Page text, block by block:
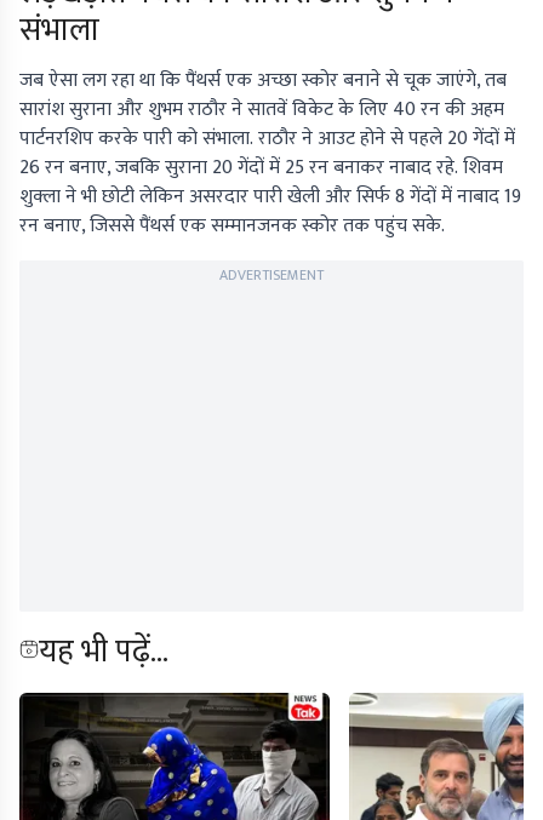
संभाला
जब ऐसा लग रहा था कि पैंथर्स एक अच्छा स्कोर बनाने से चूक जाएंगे, तब
सारांश सुराना और शुभम राठौर ने सातवें विकेट के लिए 40 रन की अहम
पार्टनरशिप करके पारी को संभाला. राठौर ने आउट होने से पहले 20 गेंदों में
26 रन बनाए, जबकि सुराना 20 गेंदों में 25 रन बनाकर नाबाद रहे. शिवम
शुक्ला ने भी छोटी लेकिन असरदार पारी खेली और सिर्फ 8 गेंदों में नाबाद 19
रन बनाए, जिससे पैंथर्स एक सम्मानजनक स्कोर तक पहुंच सके.
ADVERTISEMENT
यह भी पढ़ें...